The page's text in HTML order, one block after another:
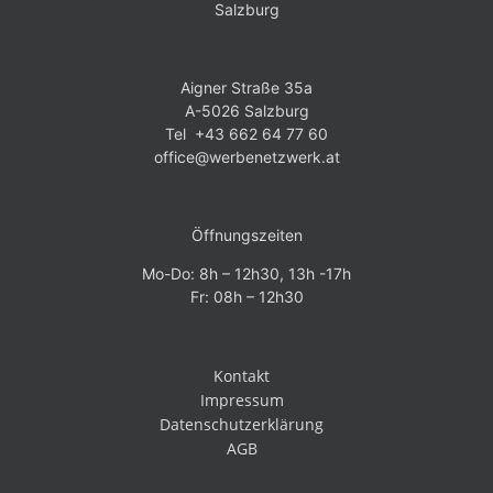
Salzburg
Aigner Straße 35a
A-5026 Salzburg
Tel +43 662 64 77 60
office@werbenetzwerk.at
Öffnungszeiten
Mo-Do: 8h – 12h30, 13h -17h
Fr: 08h – 12h30
Kontakt
Impressum
Datenschutzerklärung
AGB